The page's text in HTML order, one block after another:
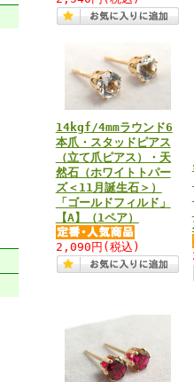
14kgf/4mmラウンド6
本爪・スタッドピアス
（立て爪ピアス）・天
然石（ホワイトトパー
ズ＜11月誕生石＞）
「ゴールドフィルド」
【A】（1ペア）
2,090円 (税込)